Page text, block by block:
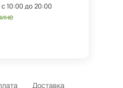
10:00 до 20:00
Доставка